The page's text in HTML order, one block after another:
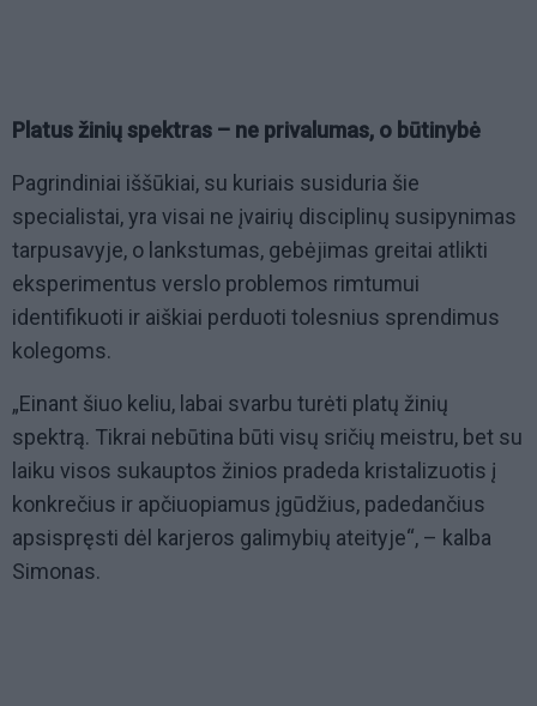
Platus žinių spektras – ne privalumas, o būtinybė
Pagrindiniai iššūkiai, su kuriais susiduria šie
specialistai, yra visai ne įvairių disciplinų susipynimas
tarpusavyje, o lankstumas, gebėjimas greitai atlikti
eksperimentus verslo problemos rimtumui
identifikuoti ir aiškiai perduoti tolesnius sprendimus
kolegoms.
„Einant šiuo keliu, labai svarbu turėti platų žinių
spektrą. Tikrai nebūtina būti visų sričių meistru, bet su
laiku visos sukauptos žinios pradeda kristalizuotis į
konkrečius ir apčiuopiamus įgūdžius, padedančius
apsispręsti dėl karjeros galimybių ateityje“, – kalba
Simonas.